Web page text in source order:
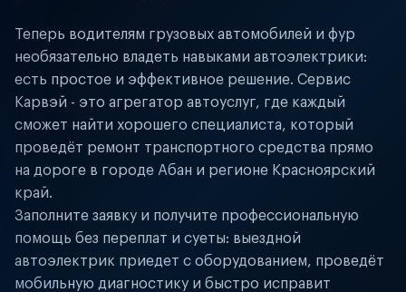
Теперь водителям грузовых автомобилей и фур
необязательно владеть навыками автоэлектрики:
есть простое и эффективное решение. Сервис
Карвэй - это агрегатор автоуслуг, где каждый
сможет найти хорошего специалиста, который
проведёт ремонт транспортного средства прямо
на дороге в городе Абан и регионе Красноярский
край.
Заполните заявку и получите профессиональную
помощь без переплат и суеты: выездной
автоэлектрик приедет с оборудованием, проведёт
мобильную диагностику и быстро исправит